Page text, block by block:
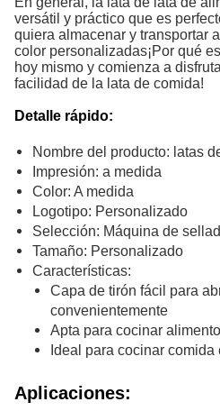
versátil y práctico que es
quiera almacenar y transportar
color personalizadas¡Por qué
hoy mismo y comienza a
facilidad de la lata de comida!
Detalle rápido:
Nombre del producto: latas
Impresión: a medida
Color: A medida
Logotipo: Personalizado
Selección: Máquina de
Tamaño: Personalizado
Características:
Capa de tirón fácil para
convenientemente
Apta para cocinar
Ideal para cocinar comida
Aplicaciones: